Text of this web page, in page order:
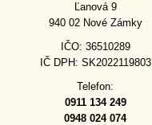
Ľanová 9
940 02 Nové Zámky
IČO: 36510289
IČ DPH: SK2022119803
Telefon:
0911 134 249
0948 024 074